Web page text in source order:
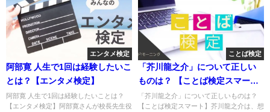
エンタメ検定
阿部寛 人生で1回は経験したいこ
とは？【エンタメ検定】
阿部寛 人生で1回は経験したいことは？
【エンタメ検定】阿部寛さんが校長先生役
ことば検定
「芥川龍之介」について正しい
ものは？ 【ことば検定スマー
ト】
「芥川龍之介」について正しいものは？
【ことば検定スマート】芥川龍之介は、想